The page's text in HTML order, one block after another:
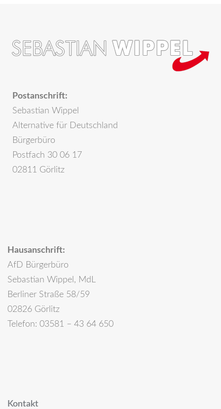
Postanschrift:
Sebastian Wippel
Alternative für Deutschland
Bürgerbüro
Postfach 30 06 17
02811 Görlitz
Hausanschrift:
AfD Bürgerbüro
Sebastian Wippel, MdL
Berliner Straße 58/59
02826 Görlitz
Telefon: 03581 – 43 64 650
Kontakt